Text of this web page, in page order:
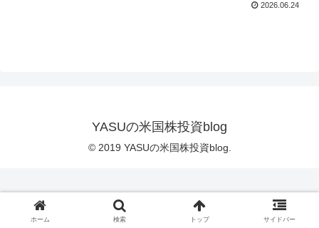
2026.06.24
YASUの米国株投資blog
© 2019 YASUの米国株投資blog.
ホーム 検索 トップ サイドバー